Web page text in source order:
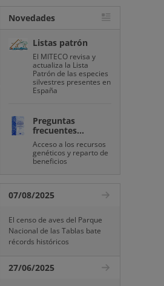
Novedades
Listas patrón
El MITECO revisa y
actualiza la Lista
Patrón de las especies
silvestres presentes en
España
Preguntas
frecuentes...
Acceso a los recursos
genéticos y reparto de
beneficios
07/08/2025
El censo de aves del Parque
Nacional de las Tablas bate
récords históricos
27/06/2025